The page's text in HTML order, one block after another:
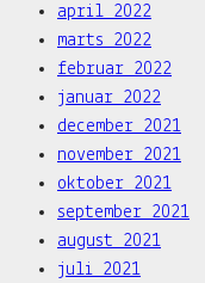
april 2022
marts 2022
februar 2022
januar 2022
december 2021
november 2021
oktober 2021
september 2021
august 2021
juli 2021